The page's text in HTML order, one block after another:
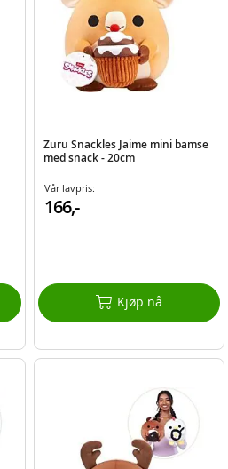
Zuru Snackles Jaime mini bamse
med snack - 20cm
Vår lavpris:
166,-
Kjøp nå